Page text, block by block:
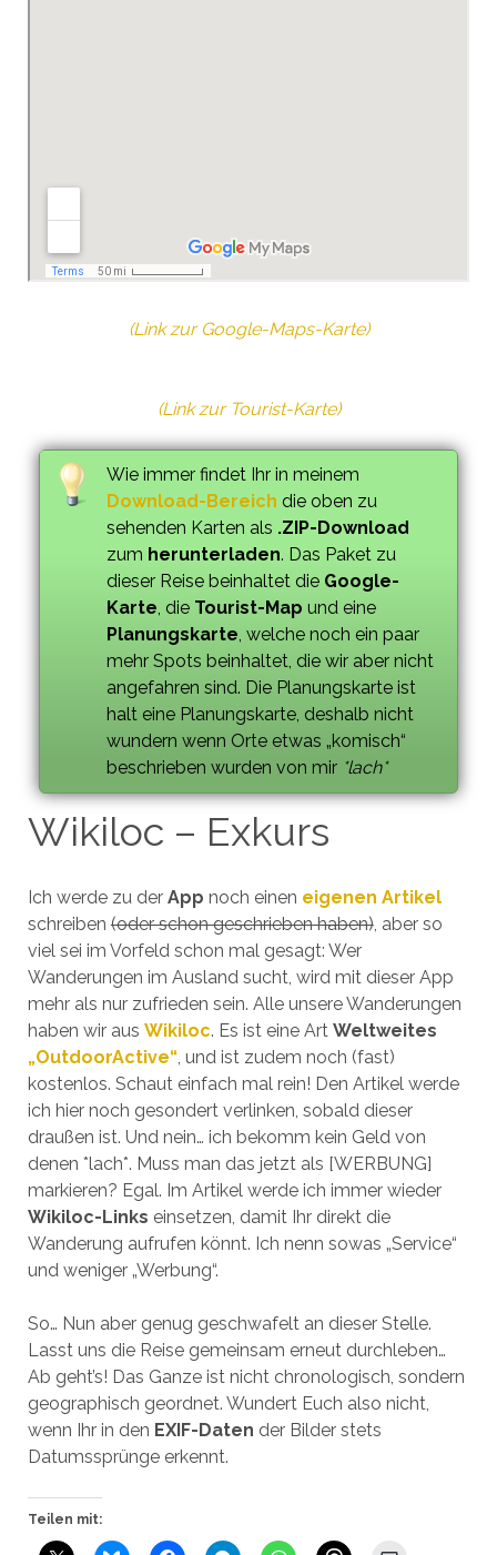
(Link zur Google-Maps-Karte)
(Link zur Tourist-Karte)
Wie immer findet Ihr in meinem
Download-Bereich die oben zu
sehenden Karten als .ZIP-Download
zum herunterladen. Das Paket zu
dieser Reise beinhaltet die Google-
Karte, die Tourist-Map und eine
Planungskarte, welche noch ein paar
mehr Spots beinhaltet, die wir aber nicht
angefahren sind. Die Planungskarte ist
halt eine Planungskarte, deshalb nicht
wundern wenn Orte etwas „komisch“
beschrieben wurden von mir *lach*
Wikiloc – Exkurs
Ich werde zu der App noch einen eigenen Artikel
schreiben(oder schon geschrieben haben), aber so
viel sei im Vorfeld schon mal gesagt: Wer
Wanderungen im Ausland sucht, wird mit dieser App
mehr als nur zufrieden sein. Alle unsere Wanderungen
haben wir aus Wikiloc. Es ist eine Art Weltweites
„OutdoorActive“, und ist zudem noch (fast)
kostenlos. Schaut einfach mal rein! Den Artikel werde
ich hier noch gesondert verlinken, sobald dieser
draußen ist. Und nein… ich bekomm kein Geld von
denen *lach*. Muss man das jetzt als [WERBUNG]
markieren? Egal. Im Artikel werde ich immer wieder
Wikiloc-Links einsetzen, damit Ihr direkt die
Wanderung aufrufen könnt. Ich nenn sowas „Service“
und weniger „Werbung“.
So… Nun aber genug geschwafelt an dieser Stelle.
Lasst uns die Reise gemeinsam erneut durchleben…
Ab geht’s! Das Ganze ist nicht chronologisch, sondern
geographisch geordnet. Wundert Euch also nicht,
wenn Ihr in den EXIF-Daten der Bilder stets
Datumssprünge erkennt.
Teilen mit: